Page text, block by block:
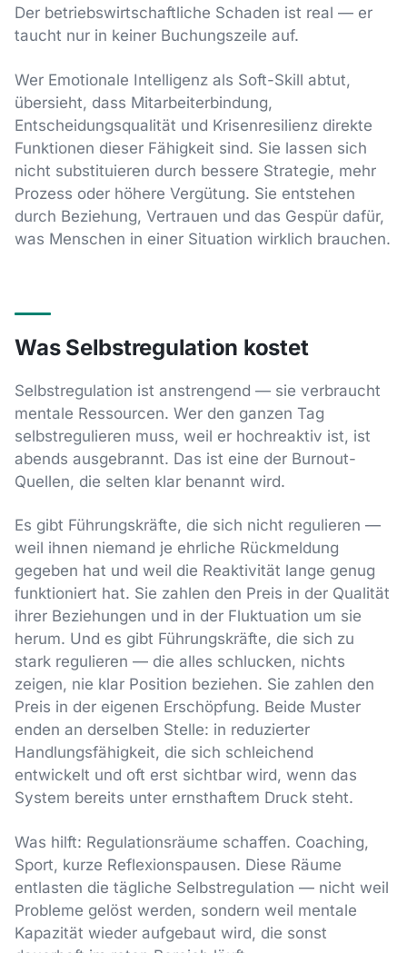
Der betriebswirtschaftliche Schaden ist real — er
taucht nur in keiner Buchungszeile auf.
Wer Emotionale Intelligenz als Soft-Skill abtut,
übersieht, dass Mitarbeiterbindung,
Entscheidungsqualität und Krisenresilienz direkte
Funktionen dieser Fähigkeit sind. Sie lassen sich
nicht substituieren durch bessere Strategie, mehr
Prozess oder höhere Vergütung. Sie entstehen
durch Beziehung, Vertrauen und das Gespür dafür,
was Menschen in einer Situation wirklich brauchen.
Was Selbstregulation kostet
Selbstregulation ist anstrengend — sie verbraucht
mentale Ressourcen. Wer den ganzen Tag
selbstregulieren muss, weil er hochreaktiv ist, ist
abends ausgebrannt. Das ist eine der Burnout-
Quellen, die selten klar benannt wird.
Es gibt Führungskräfte, die sich nicht regulieren —
weil ihnen niemand je ehrliche Rückmeldung
gegeben hat und weil die Reaktivität lange genug
funktioniert hat. Sie zahlen den Preis in der Qualität
ihrer Beziehungen und in der Fluktuation um sie
herum. Und es gibt Führungskräfte, die sich zu
stark regulieren — die alles schlucken, nichts
zeigen, nie klar Position beziehen. Sie zahlen den
Preis in der eigenen Erschöpfung. Beide Muster
enden an derselben Stelle: in reduzierter
Handlungsfähigkeit, die sich schleichend
entwickelt und oft erst sichtbar wird, wenn das
System bereits unter ernsthaftem Druck steht.
Was hilft: Regulationsräume schaffen. Coaching,
Sport, kurze Reflexionspausen. Diese Räume
entlasten die tägliche Selbstregulation — nicht weil
Probleme gelöst werden, sondern weil mentale
Kapazität wieder aufgebaut wird, die sonst